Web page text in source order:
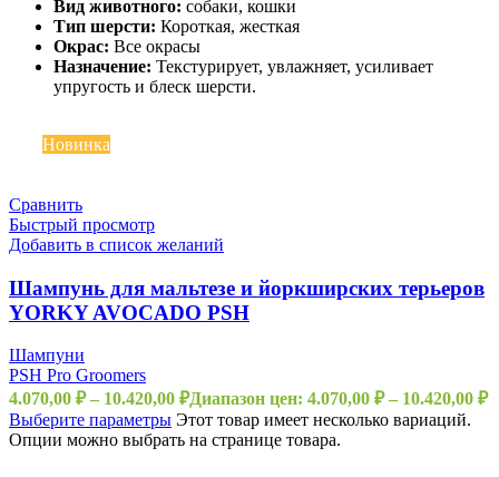
Вид животного: собаки, кошки
Тип шерсти: Короткая, жесткая
Окрас: Все окрасы
Назначение: Текстурирует, увлажняет, усиливает
упругость и блеск шерсти.
Новинка
Сравнить
Быстрый просмотр
Добавить в список желаний
Шампунь для мальтезе и йоркширских терьеров
YORKY AVOCADO PSH
Шампуни
PSH Pro Groomers
4.070,00 ₽ – 10.420,00 ₽Диапазон цен: 4.070,00 ₽ – 10.420,00 ₽
Выберите параметры Этот товар имеет несколько вариаций.
Опции можно выбрать на странице товара.